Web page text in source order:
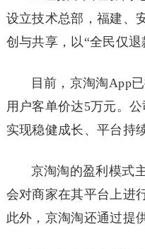
设立技术总部，福建、
创与共享，以“全民仅
目前，京淘淘App
用户客单价达5万元。
实现稳健成长、平台持
京淘淘的盈利模式
会对商家在其平台上进
此外，京淘淘还通过提